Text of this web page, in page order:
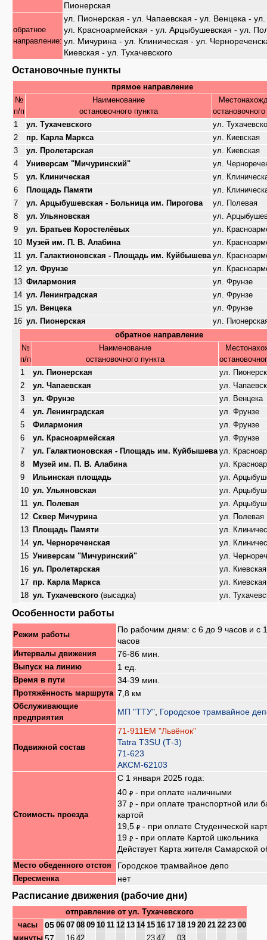
Пионерская
обратное
направление:
ул. Пионерская - ул. Чапаевская - ул. Венцека -
ул. Красноармейская - ул. Арцыбушевская - ул.
ул. Мичурина - ул. Клиническая - ул.
Киевская - ул. Тухачевского
Остановочные пункты
прямое направление
№
п/п
Наименование
остановочного пункта
остановочного
1
ул. Тухачевского
ул.
2
пр. Карла Маркса
ул. Киевская
3
ул. Пролетарская
ул. Киевская
4
Универсам "Мичуринский"
ул.
5
ул. Клиническая
ул.
6
Площадь Памяти
ул.
7
ул. Арцыбушевская - Больница им. Пирогова
ул. Полевая
8
ул. Ульяновская
ул.
9
ул. Братьев Коростелёвых
ул.
10
Музей им. П. В. Алабина
ул.
11
ул. Галактионовская - Площадь им. Куйбышева ул.
12 ул. Фрунзе
ул.
13 Филармония
ул. Фрунзе
14 ул. Ленинградская
ул. Фрунзе
15 ул. Венцека
ул. Фрунзе
16 ул. Пионерская
ул.
обратное направление
№
п/п
Наименование
остановочного пункта
1
ул. Пионерская
ул.
2
ул. Чапаевская
ул.
3
ул. Фрунзе
ул. Венцека
4
ул. Ленинградская
ул. Фрунзе
5
Филармония
ул. Фрунзе
6
ул. Красноармейская
ул. Фрунзе
7
ул. Галактионовская - Площадь им. Куйбышева ул.
8
Музей им. П. В. Алабина
ул.
9
Ильинская площадь
ул.
10 ул. Ульяновская
ул.
11
ул. Полевая
ул.
12 Сквер Мичурина
ул. Полевая
13
Площадь Памяти
ул.
14 ул. Чернореченская
ул.
15 Универсам "Мичуринский"
ул.
16 ул. Пролетарская
ул. Киевская
17 пр. Карла Маркса
ул. Киевская
18 ул. Тухачевского (высадка) ул.
Особенности работы
Режим работы
По рабочим дням: с 6 до 9 часов и с
часов
Интервалы движения 76-86 мин.
Выпуск на линию 1 ед.
Время в пути 34-39 мин.
Протяжённость маршрута 7,8 км
Обслуживающие
предприятия
МП "ТТУ" Городское трамвайное
Подвижной состав
71-911ЕМ "Львёнок"
Tatra T3SU (Т-3)
71-623
АКСМ-62103
Стоимость проезда
С 1 января 2025 года:
40
- при оплате наличными
37
- при оплате транспортной или
картой
19,5
- при оплате Студенческой
19
- при оплате Картой школьника
Действует Карта жителя Самарской
Место обеденного отстоя Городское трамвайное депо
Пересменка нет
Расписание движения (рабочие дни)
отправление от ул. Тухачевского
часы
05 06 07 08 09 10 11 12 13 14 15 16 17 18 19 20 21 22 23 00